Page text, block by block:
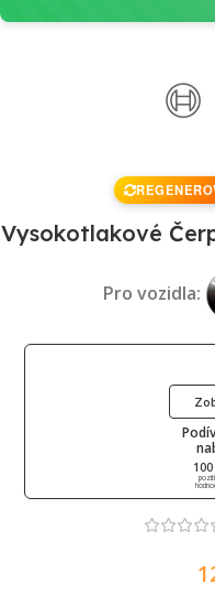
Vysokotlakové
Pro vozidla: